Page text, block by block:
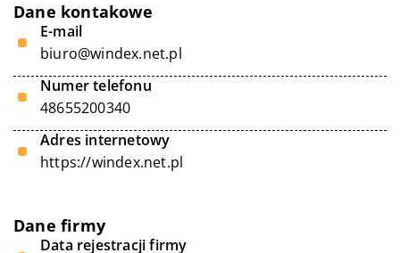
Dane kontakowe
E-mail
biuro@windex.net.pl
Numer telefonu
48655200340
Adres internetowy
https://windex.net.pl
Dane firmy
Data rejestracji firmy